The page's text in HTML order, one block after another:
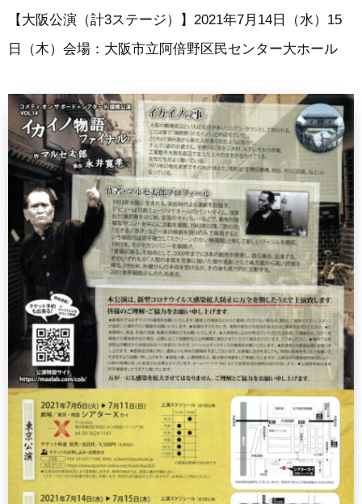
【大阪公演（計3ステージ）】2021年7月14日（水）15
日（木）会場：大阪市立阿倍野区民センター大ホール